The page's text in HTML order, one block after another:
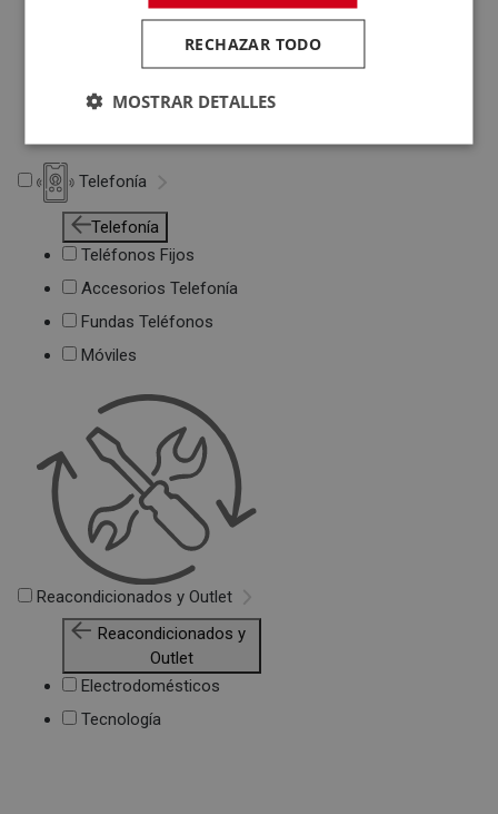
Equipos de Música
Relojes y Pulseras
Deportivas
Telefonía
Telefonía
Teléfonos Fijos
Accesorios Telefonía
Fundas Teléfonos
Móviles
Reacondicionados y Outlet
Reacondicionados y
Outlet
Electrodomésticos
Tecnología
RECHAZAR TODO
MOSTRAR DETALLES